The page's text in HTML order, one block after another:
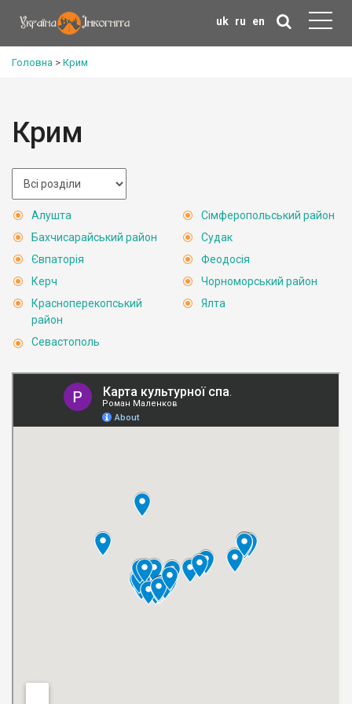
uk ru en
Головна > Крим
Крим
Алушта
Бахчисарайський район
Євпаторія
Керч
Красноперекопський
район
Севастополь
Сімферопольський район
Судак
Феодосія
Чорноморський район
Ялта